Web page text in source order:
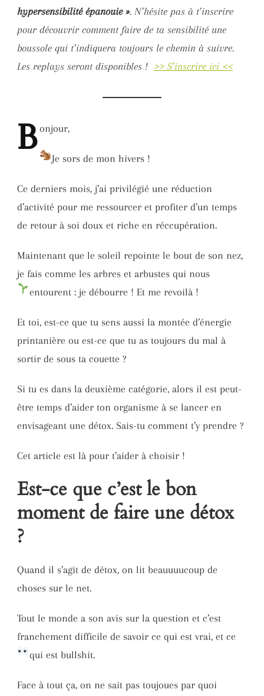
hypersensibilité épanouie ». N’hésite pas à t’inscrire
pour découvrir comment faire de ta sensibilité une
boussole qui t’indiquera toujours le chemin à suivre.
Les replays seront disponibles ! >> S’inscrire ici <<
B onjour,
Je sors de mon hivers !
Ce derniers mois, j’ai privilégié une réduction
d’activité pour me ressourcer et profiter d’un temps
de retour à soi doux et riche en réccupération.
Maintenant que le soleil repointe le bout de son nez,
je fais comme les arbres et arbustes qui nous
entourent : je débourre ! Et me revoilà !
Et toi, est-ce que tu sens aussi la montée d’énergie
printanière ou est-ce que tu as toujours du mal à
sortir de sous ta couette ?
Si tu es dans la deuxième catégorie, alors il est peut-
être temps d’aider ton organisme à se lancer en
envisageant une détox. Sais-tu comment t’y prendre ?
Cet article est là pour t’aider à choisir !
Est-ce que c’est le bon
moment de faire une détox
?
Quand il s’agit de détox, on lit beauuuucoup de
choses sur le net.
Tout le monde a son avis sur la question et c’est
franchement difficile de savoir ce qui est vrai, et ce
qui est bullshit.
Face à tout ça, on ne sait pas toujoues par quoi